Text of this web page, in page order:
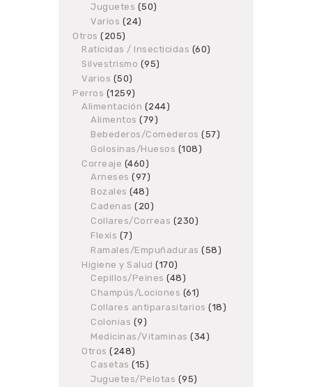
products
Juguetes 5050
Varios 2424
Otros 205205
products
Raticidas / Insecticidas 6060
Silvestrismo 9595
Varios 5050
products
Perros 12591259
products
Alimentación 244244
Alimentos 7979
products
Bebederos/Comederos 5757
Golosinas/Huesos 108108
Correaje 460460
products
Arneses 9797
products
Bozales 4848
products
Cadenas 2020
products
Collares/Correas 230230
Flexis 77
products
Ramales/Empuñaduras 5858
Higiene y Salud 170170
products
Cepillos/Peines 4848
products
Champús/Lociones 6161
products
Collares antiparasitarios 1818
Colonias 99
products
Medicinas/Vitaminas 3434
Otros 248248
products
Casetas 1515
products
Juguetes/Pelotas 9595